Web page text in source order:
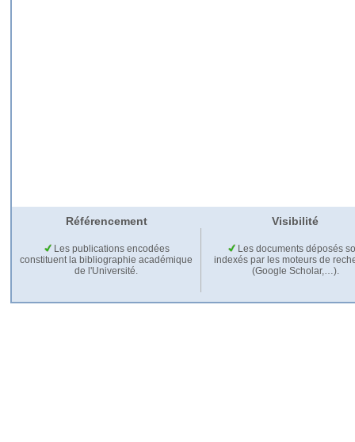
Référencement Visibilité
Les publications encodées
constituent la bibliographie académique
de l'Université.
Les documents déposés
indexés par les moteurs de
(Google Scholar,…).